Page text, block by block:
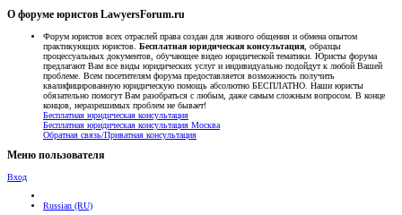
О форуме юристов LawyersForum.ru
Форум юристов всех отраслей права создан для живого общения и обмена опытом
практикующих юристов. Бесплатная юридическая консультация , образцы
процессуальных документов, обучающее видео юридической тематики. Юристы форума
предлагают Вам все виды юридических услуг и индивидуально подойдут к любой Вашей
проблеме. Всем посетителям форума предоставляется возможность получить
квалифицированную юридическую помощь абсолютно БЕСПЛАТНО. Наши юристы
обязательно помогут Вам разобраться с любым, даже самым сложным вопросом. В конце
концов, неразрешимых проблем не бывает!
Бесплатная юридическая консультация
Бесплатная юридическая консультация Москва
Обратная связь/Приватная консультация
Меню пользователя
Вход
Russian (RU)